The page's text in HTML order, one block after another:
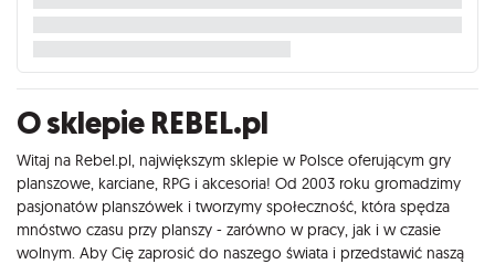
O sklepie REBEL.pl
Witaj na Rebel.pl, największym sklepie w Polsce oferującym gry
planszowe, karciane, RPG i akcesoria! Od 2003 roku gromadzimy
pasjonatów planszówek i tworzymy społeczność, która spędza
mnóstwo czasu przy planszy - zarówno w pracy, jak i w czasie
wolnym. Aby Cię zaprosić do naszego świata i przedstawić naszą